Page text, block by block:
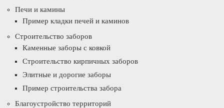
Печи и камины
Пример кладки печей и каминов
Строительство заборов
Каменные заборы с ковкой
Строительство кирпичных заборов
Элитные и дорогие заборы
Пример строительства забора
Благоустройство территорий